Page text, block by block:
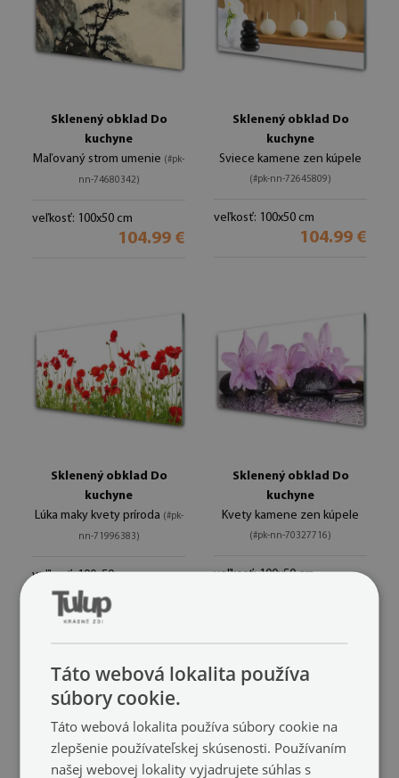
Sklenený obklad Do
kuchyne
Maľovaný strom umenie (#pk-
nn-74680342)
veľkosť: 100x50 cm
104.99 €
Sklenený obklad Do
kuchyne
Sviece kamene zen kúpele
(#pk-nn-72645809)
veľkosť: 100x50 cm
104.99 €
Sklenený obklad Do
kuchyne
Lúka maky kvety príroda (#pk-
nn-71996383)
veľkosť: 100x50 cm
Sklenený obklad Do
kuchyne
Kvety kamene zen kúpele
(#pk-nn-70327716)
veľkosť: 100x50 cm
Táto webová lokalita používa
súbory cookie.
Táto webová lokalita používa súbory cookie na
zlepšenie používateľskej skúsenosti. Používaním
našej webovej lokality vyjadrujete súhlas s